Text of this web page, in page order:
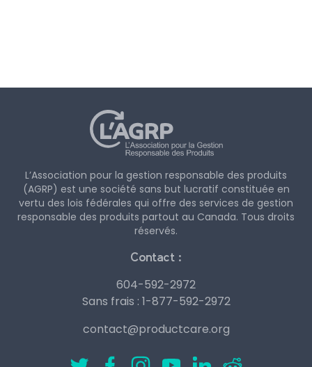
L’Association pour la gestion responsable des produits
(AGRP) est une société sans but lucratif constituée en
vertu des lois fédérales qui offre des services de gestion
responsable des produits partout au Canada. Tous droits
réservés.
Contact :
604-592-2972
Sans frais : 1-877-592-2972
contact@productcare.org